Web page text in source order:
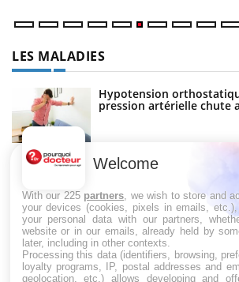
LES MALADIES
Hypotension
pression artérielle chute
Drépanocytose : une
Maladie de Charcot
amyotrophique)
Welcome
With our 225 partners , we wish to store and
your devices (cookies, pixels in emails,
your personal data with our partners,
website or in our emails, already held by
later, including in other contexts.
Processing this data (identifiers, browsing,
loyalty programs, IP, postal addresses and
geolocation, etc.) allows developing and